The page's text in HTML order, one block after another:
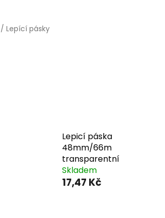
/ Lepící pásky
Lepicí páska
48mm/66m
transparentní
Skladem
17,47 Kč